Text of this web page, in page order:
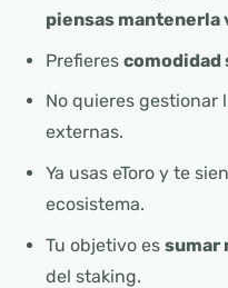
piensas mantenerla
Prefieres comodidad
No quieres gestionar
externas.
Ya usas eToro y te
ecosistema.
Tu objetivo es sumar
del staking.